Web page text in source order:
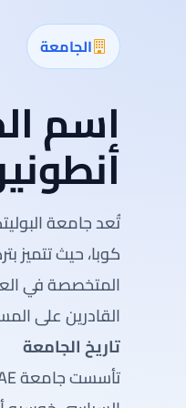
الجامعة
اسم
كوبا، حيث تتميز
المتخصصة في
القادرين على
تاريخ الجامعة